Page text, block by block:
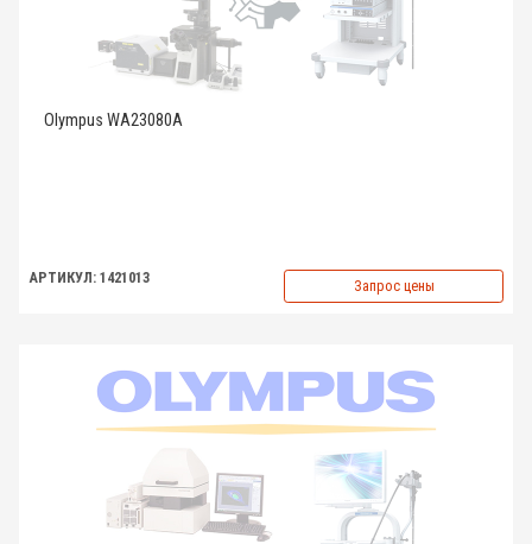
Olympus WA23080A
АРТИКУЛ: 1421013 Запрос цены